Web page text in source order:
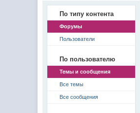
По типу контента
Форумы
Пользователи
По пользователю
Темы и сообщения
Все темы
Все сообщения